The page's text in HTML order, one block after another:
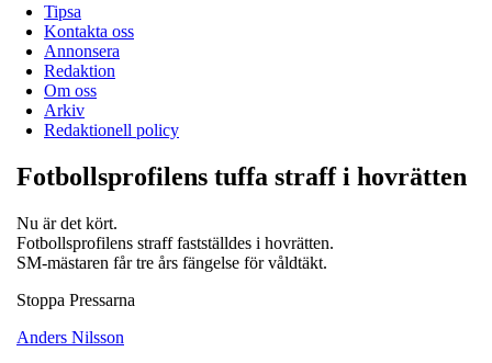
Tipsa
Kontakta oss
Annonsera
Redaktion
Om oss
Arkiv
Redaktionell policy
Fotbollsprofilens tuffa straff i hovrätten
Nu är det kört.
Fotbollsprofilens straff fastställdes i hovrätten.
SM-mästaren får tre års fängelse för våldtäkt.
Stoppa Pressarna
Anders Nilsson